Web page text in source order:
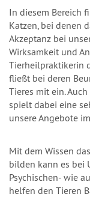
In diesem Bereich
Katzen, bei denen
Akzeptanz bei
Wirksamkeit und
Tierheilpraktikerin
fließt bei deren
Tieres mit ein.
spielt dabei eine
unsere Angebote im
Mit dem Wissen
bilden kann es bei
Psychischen- wie
helfen den Tieren